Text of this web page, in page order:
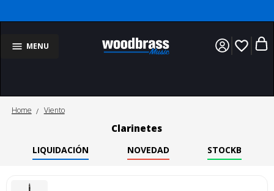
MENU favorite_border
Home Viento
Clarinetes
LIQUIDACIÓN NOVEDAD STOCKB